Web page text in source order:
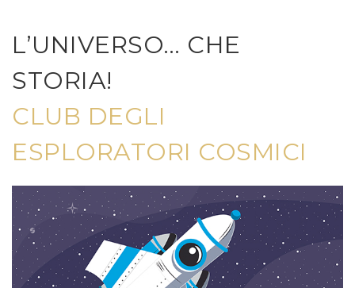
L’UNIVERSO… CHE
STORIA!
CLUB DEGLI
ESPLORATORI COSMICI